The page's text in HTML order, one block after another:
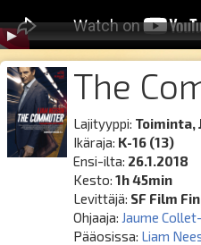
The
Lajityyppi: Toiminta,
Ikäraja: K-16 (13)
Ensi-ilta: 26.1.2018
Kesto:1h 45min
Levittäjä: SF Film
Ohjaaja: Jaume
Pääosissa: Liam